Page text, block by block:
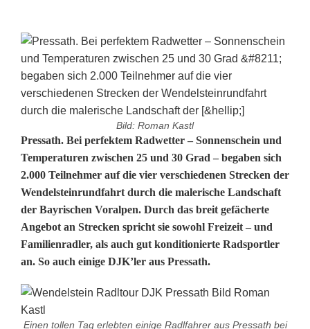
Bild: Roman Kastl
W
e
n
n
d
r
Pressath. Bei perfektem Radwetter – Sonnenschein und
Temperaturen zwischen 25 und 30 Grad – begaben sich
2.000 Teilnehmer auf die vier verschiedenen Strecken der
Wendelsteinrundfahrt durch die malerische Landschaft
der Bayrischen Voralpen. Durch das breit gefächerte
Angebot an Strecken spricht sie sowohl Freizeit – und
Familienradler, als auch gut konditionierte Radsportler
an. So auch einige DJK’ler aus Pressath.
Einen tollen Tag erlebten einige Radlfahrer aus Pressath bei